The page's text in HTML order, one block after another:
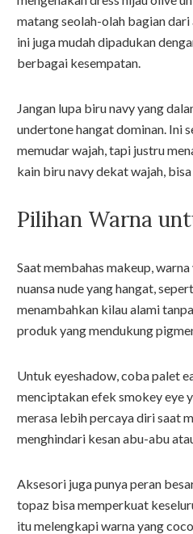
matang seolah-olah bagian
ini juga mudah dipadukan
berbagai kesempatan.
Jangan lupa biru navy yang
undertone hangat dominan. Ini
memudar wajah, tapi justru
kain biru navy dekat wajah,
Pilihan Warna
Saat membahas makeup,
nuansa nude yang hangat,
menambahkan kilau alami
produk yang mendukung
Untuk eyeshadow, coba palet
menciptakan efek smokey eye
merasa lebih percaya diri saat
menghindari kesan abu-abu
Aksesori juga punya peran
topaz bisa memperkuat
itu melengkapi warna yang